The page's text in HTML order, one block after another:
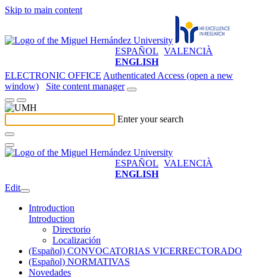
Skip to main content
ESPAÑOL VALENCIÀ
ENGLISH
ELECTRONIC OFFICE Authenticated Access (open a new
window)
Site content manager
Enter your search
ESPAÑOL VALENCIÀ
ENGLISH
Edit
Introduction
Introduction
Directorio
Localización
(Español) CONVOCATORIAS VICERRECTORADO
(Español) NORMATIVAS
Novedades